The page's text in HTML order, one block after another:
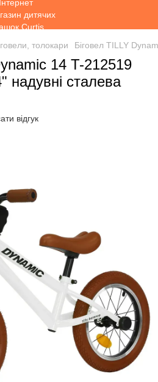
толокари Біговел TILLY
14 T-212519
надувні сталева
відгук